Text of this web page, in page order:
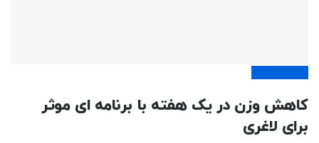
کاهش وزن در یک هفته با برنامه ای موثر
برای لاغری